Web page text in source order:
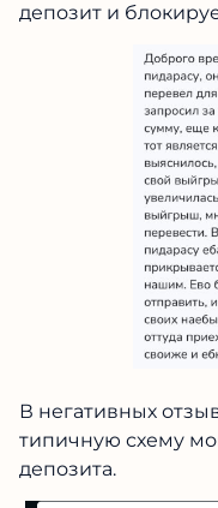
депозит и
В негативных
типичную схему
депозита.